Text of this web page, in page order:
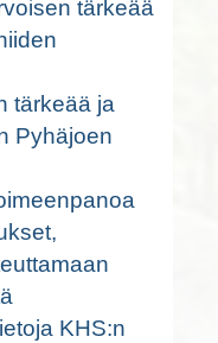
tärkeää
tärkeää ja
Pyhäjoen
KHS:n